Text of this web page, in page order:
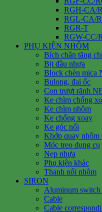
RGH-CA/
RGL-CA/
RGR-T
RGW-CC/
PHỤ KIỆN NHÔM
Bích chân tăng
Bịt đầu nhựa
Block chèn mica
Bulong, đai ốc
Con trượt rãnh
Ke chìm chống
Ke chìm nhôm
Ke chống xoay
Ke góc nổi
Khớp quay nhôm
Móc treo dụng cụ
Nẹp nhựa
Phụ kiện khác
Thanh nối nhôm
SIRON
Aluminum switch
Cable
Cable